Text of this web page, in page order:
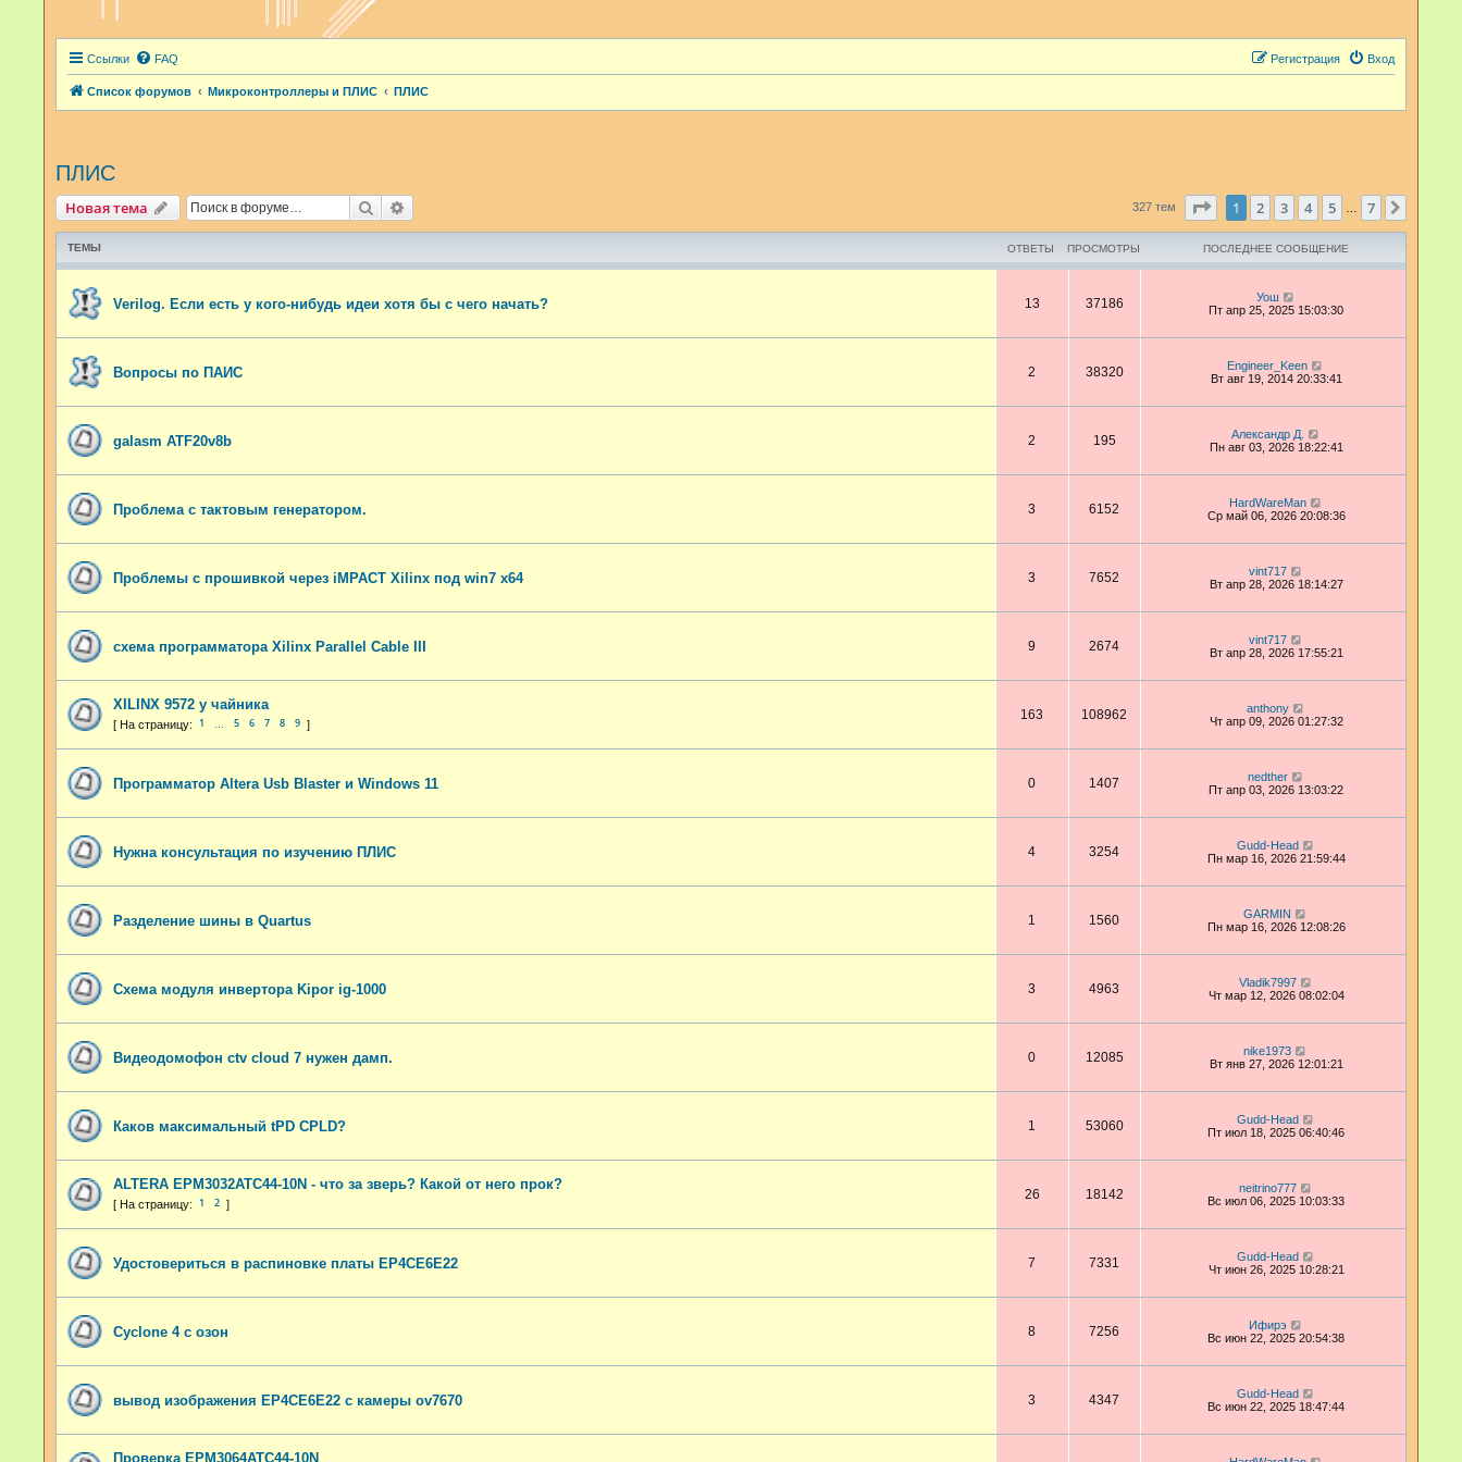
Ссылки FAQ Вход
Регистрация
Список форумов Микроконтроллеры и ПЛИС ПЛИС
ПЛИС
Новая тема Поиск 327 тем Страница1 из
1 2 3 4 5 7
ТЕМЫ ОТВЕТЫ ПРОСМОТРЫ ПОСЛЕДНЕЕ СООБЩЕНИЕ
Verilog. Если есть у кого-нибудь идеи хотя бы с чего начать? 13 37186
Уош
Пт апр 25, 2025 15:03:30
Вопросы по ПАИС 2 38320
Engineer_Keen
Вт авг 19, 2014 20:33:41
galasm ATF20v8b 2 195
Александр Д.
Пн авг 03, 2026 18:22:41
Проблема с тактовым генератором. 3 6152
HardWareMan
Ср май 06, 2026 20:08:36
Проблемы с прошивкой через iMPACT Xilinx под win7 x64 3 7652
vint717
Вт апр 28, 2026 18:14:27
схема программатора Xilinx Parallel Cable III 9 2674
vint717
Вт апр 28, 2026 17:55:21
XILINX 9572 у чайника
1 5 6 7 8 9
163 108962
anthony
Чт апр 09, 2026 01:27:32
Программатор Altera Usb Blaster и Windows 11 0 1407
nedther
Пт апр 03, 2026 13:03:22
Нужна консультация по изучению ПЛИС 4 3254
Gudd-Head
Пн мар 16, 2026 21:59:44
Разделение шины в Quartus 1 1560
GARMIN
Пн мар 16, 2026 12:08:26
Схема модуля инвертора Kipor ig-1000 3 4963
Vladik7997
Чт мар 12, 2026 08:02:04
Видеодомофон ctv cloud 7 нужен дамп. 0 12085
nike1973
Вт янв 27, 2026 12:01:21
Каков максимальный tPD CPLD? 1 53060
Gudd-Head
Пт июл 18, 2025 06:40:46
ALTERA EPM3032ATC44-10N - что за зверь? Какой от него прок?
1 2
26 18142
neitrino777
Вс июл 06, 2025 10:03:33
Удостовериться в распиновке платы EP4CE6E22 7 7331
Gudd-Head
Чт июн 26, 2025 10:28:21
Cyclone 4 с озон 8 7256
Ифирэ
Вс июн 22, 2025 20:54:38
вывод изображения EP4CE6E22 с камеры ov7670 3 4347
Gudd-Head
Вс июн 22, 2025 18:47:44
Проверка EPM3064ATC44-10N